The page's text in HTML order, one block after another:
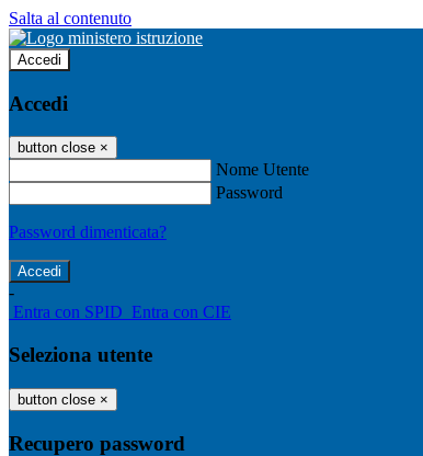
Salta al contenuto
Accedi
Accedi
button close ×
Nome Utente
Password
Password dimenticata?
-
Entra con SPID Entra con CIE
Seleziona utente
button close ×
Recupero password